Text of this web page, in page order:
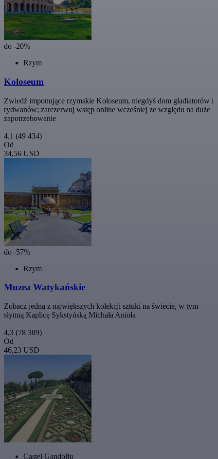
do -20%
Rzym
Koloseum
Zwiedź imponujące rzymskie Koloseum, niegdyś dom gladiatorów i
rydwanów; zarezerwuj wstęp online wcześniej ze względu na duże
zapotrzebowanie
4,1 (49 434)
Od
34,56 USD
do -57%
Rzym
Muzea Watykańskie
Zobacz jedną z największych kolekcji sztuki na świecie, w tym
słynną Kaplicę Sykstyńską Michała Anioła
4,3 (78 389)
Od
46,23 USD
Castel Gandolfo